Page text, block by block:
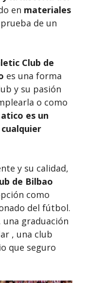
en materiales
de un
Club de
es una forma
y su pasión
o como
es un
y su calidad,
de Bilbao
como
del fútbol.
una graduación
, una club
que seguro